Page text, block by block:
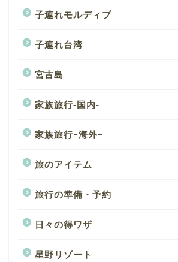
子連れモルディブ
子連れ台湾
宮古島
家族旅行-国内-
家族旅行ｰ海外ｰ
旅のアイテム
旅行の準備・予約
日々の得ワザ
星野リゾート